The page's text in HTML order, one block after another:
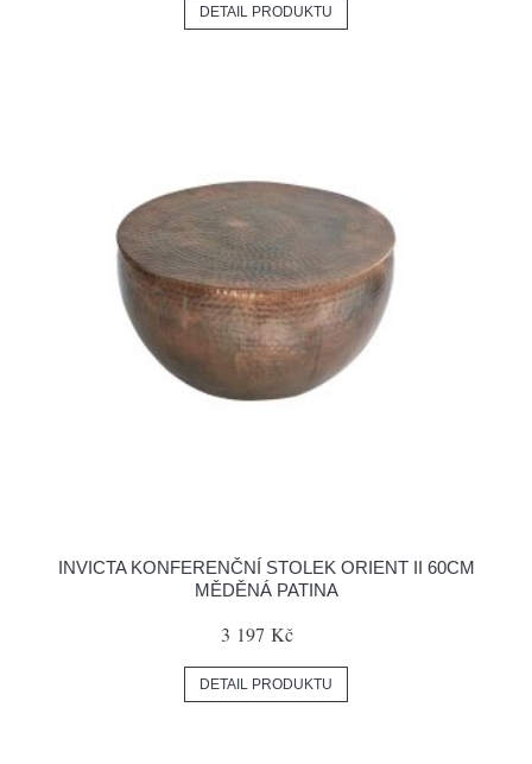
DETAIL PRODUKTU
INVICTA KONFERENČNÍ STOLEK ORIENT II 60CM
MĚDĚNÁ PATINA
3 197 Kč
DETAIL PRODUKTU